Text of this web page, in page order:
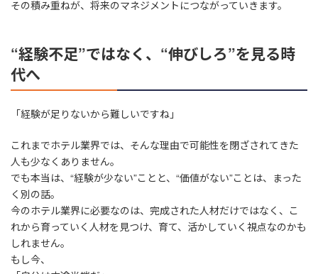
その積み重ねが、将来のマネジメントにつながっていきます。
“経験不足”ではなく、“伸びしろ”を見る時
代へ
「経験が足りないから難しいですね」
これまでホテル業界では、そんな理由で可能性を閉ざされてきた
人も少なくありません。
でも本当は、“経験が少ない”ことと、“価値がない”ことは、まった
く別の話。
今のホテル業界に必要なのは、完成された人材だけではなく、こ
れから育っていく人材を見つけ、育て、活かしていく視点なのかも
しれません。
もし今、